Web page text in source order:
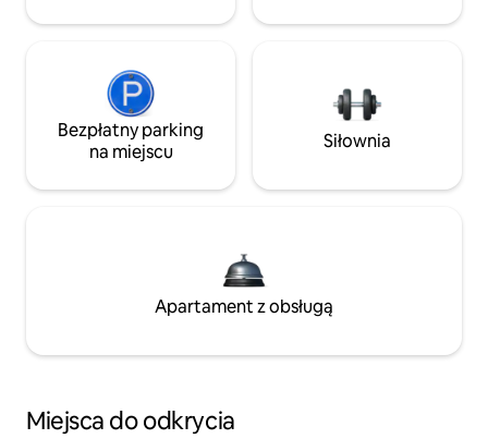
Bezpłatny parking
na miejscu
Siłownia
Apartament z obsługą
Miejsca do odkrycia